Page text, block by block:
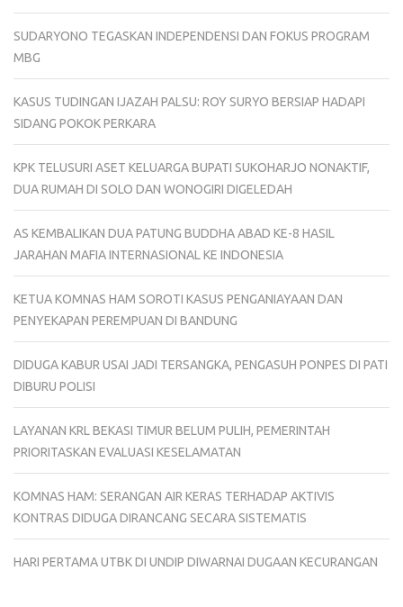
SUDARYONO TEGASKAN INDEPENDENSI DAN FOKUS PROGRAM
MBG
KASUS TUDINGAN IJAZAH PALSU: ROY SURYO BERSIAP HADAPI
SIDANG POKOK PERKARA
KPK TELUSURI ASET KELUARGA BUPATI SUKOHARJO NONAKTIF,
DUA RUMAH DI SOLO DAN WONOGIRI DIGELEDAH
AS KEMBALIKAN DUA PATUNG BUDDHA ABAD KE-8 HASIL
JARAHAN MAFIA INTERNASIONAL KE INDONESIA
KETUA KOMNAS HAM SOROTI KASUS PENGANIAYAAN DAN
PENYEKAPAN PEREMPUAN DI BANDUNG
DIDUGA KABUR USAI JADI TERSANGKA, PENGASUH PONPES DI PATI
DIBURU POLISI
LAYANAN KRL BEKASI TIMUR BELUM PULIH, PEMERINTAH
PRIORITASKAN EVALUASI KESELAMATAN
KOMNAS HAM: SERANGAN AIR KERAS TERHADAP AKTIVIS
KONTRAS DIDUGA DIRANCANG SECARA SISTEMATIS
HARI PERTAMA UTBK DI UNDIP DIWARNAI DUGAAN KECURANGAN